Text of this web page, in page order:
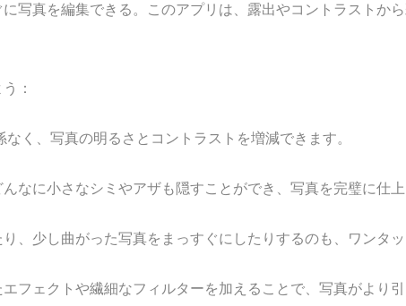
写真を編集できる。このアプリは、露出やコントラストか
：
く、写真の明るさとコントラストを増減できます。
なに小さなシミやアザも隠すことができ、写真を完璧に仕上
り、少し曲がった写真をまっすぐにしたりするのも、ワンタッ
エフェクトや繊細なフィルターを加えることで、写真がより引